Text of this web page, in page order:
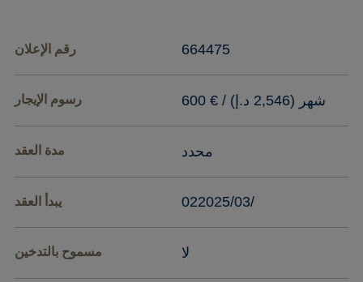
رقم الإعلان 664475
رسوم الإيجار 600 € / شهر (2,546 د.إ)
مدة العقد محدد
يبدأ العقد 02‏/03‏/2025
مسموح بالتدخين لا